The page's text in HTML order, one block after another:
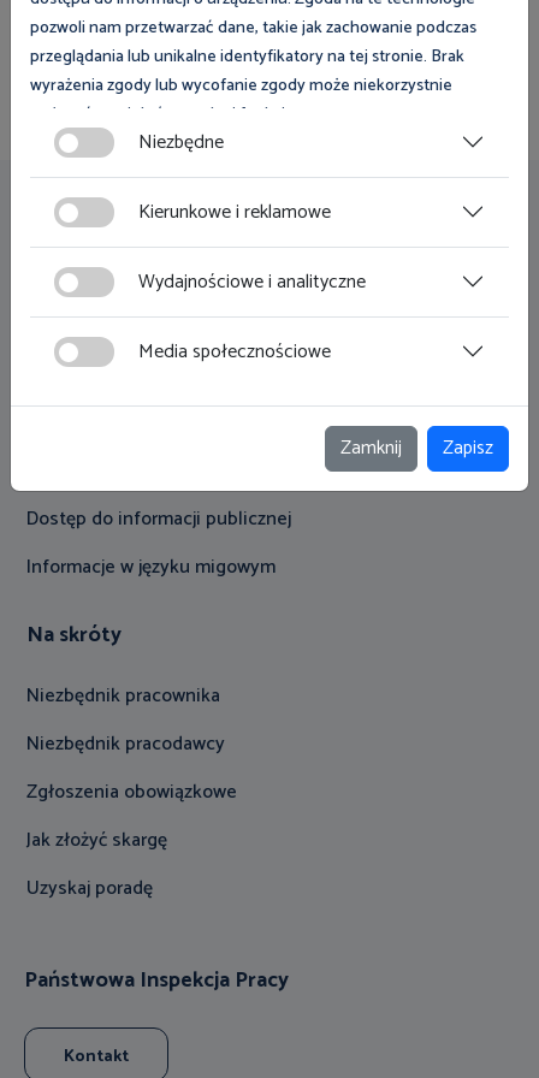
godziny pracy: poniedziałek - piątek 7:30-15:30
Przydatne linki
Zamówienia publiczne
Klauzula informacyjna
Deklaracja dostępności
Dostęp do informacji publicznej
Informacje w języku migowym
Na skróty
Niezbędnik pracownika
Niezbędnik pracodawcy
Zgłoszenia obowiązkowe
Jak złożyć skargę
Uzyskaj poradę
Państwowa Inspekcja Pracy
Kontakt
pozwoli nam przetwarzać dane, takie jak zachowanie podczas
przeglądania lub unikalne identyfikatory na tej stronie. Brak
wyrażenia zgody lub wycofanie zgody może niekorzystnie
wpłynąć na niektóre cechy i funkcje.
Zgoda na pliki cookies jest dobrowolna i można ją wycofać lub
zmodyfikować w dowolnym momencie klikając w przycisk
ciasteczka w lewym dolnym rogu strony. Więcej informacji
znajdziesz w
Niezbędne
Kierunkowe i reklamowe
Wydajnościowe i analityczne
Media społecznościowe
Zamknij Zapisz